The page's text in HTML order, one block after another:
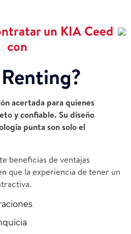
un KIA Ceed
con
acertada para quienes
y confiable. Su diseño
punta son solo el
beneficias de ventajas
que la experiencia de tener un